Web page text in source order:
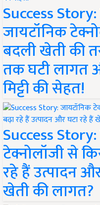
Success
जायटॉनिक
बदली खेती की
तक घटी लागत
मिट्टी की सेहत!
Success
टेक्नोलॉजी से
रहे हैं उत्पादन
खेती की लागत?